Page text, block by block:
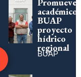
académico
BUAP
proyecto
hídrico
regional
BUAP